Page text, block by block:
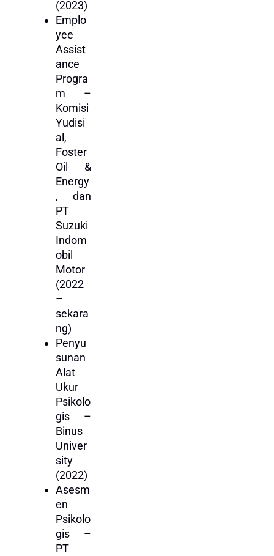
(2023)
Emplo
yee
Assist
ance
Progra
m –
Komisi
Yudisi
al,
Foster
Oil &
Energy
, dan
PT
Suzuki
Indom
obil
Motor
(2022
–
sekara
ng)
Penyu
sunan
Alat
Ukur
Psikolo
gis –
Binus
Univer
sity
(2022)
Asesm
en
Psikolo
gis –
PT